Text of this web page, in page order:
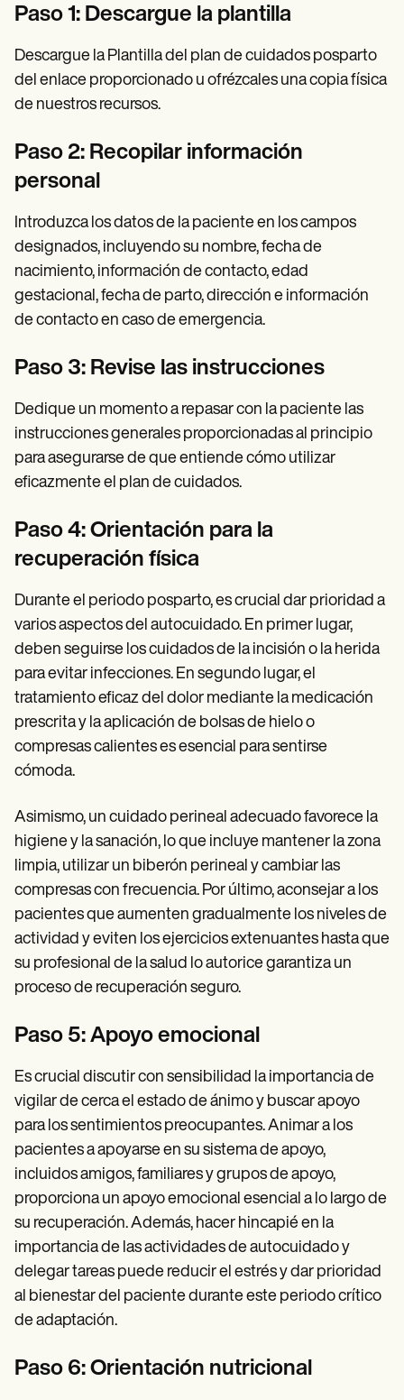
Paso 1: Descargue la plantilla
Descargue la Plantilla del plan de cuidados posparto
del enlace proporcionado u ofrézcales una copia física
de nuestros recursos.
Paso 2: Recopilar información
personal
Introduzca los datos de la paciente en los campos
designados, incluyendo su nombre, fecha de
nacimiento, información de contacto, edad
gestacional, fecha de parto, dirección e información
de contacto en caso de emergencia.
Paso 3: Revise las instrucciones
Dedique un momento a repasar con la paciente las
instrucciones generales proporcionadas al principio
para asegurarse de que entiende cómo utilizar
eficazmente el plan de cuidados.
Paso 4: Orientación para la
recuperación física
Durante el periodo posparto, es crucial dar prioridad a
varios aspectos del autocuidado. En primer lugar,
deben seguirse los cuidados de la incisión o la herida
para evitar infecciones. En segundo lugar, el
tratamiento eficaz del dolor mediante la medicación
prescrita y la aplicación de bolsas de hielo o
compresas calientes es esencial para sentirse
cómoda.
Asimismo, un cuidado perineal adecuado favorece la
higiene y la sanación, lo que incluye mantener la zona
limpia, utilizar un biberón perineal y cambiar las
compresas con frecuencia. Por último, aconsejar a los
pacientes que aumenten gradualmente los niveles de
actividad y eviten los ejercicios extenuantes hasta que
su profesional de la salud lo autorice garantiza un
proceso de recuperación seguro.
Paso 5: Apoyo emocional
Es crucial discutir con sensibilidad la importancia de
vigilar de cerca el estado de ánimo y buscar apoyo
para los sentimientos preocupantes. Animar a los
pacientes a apoyarse en su sistema de apoyo,
incluidos amigos, familiares y grupos de apoyo,
proporciona un apoyo emocional esencial a lo largo de
su recuperación. Además, hacer hincapié en la
importancia de las actividades de autocuidado y
delegar tareas puede reducir el estrés y dar prioridad
al bienestar del paciente durante este periodo crítico
de adaptación.
Paso 6: Orientación nutricional